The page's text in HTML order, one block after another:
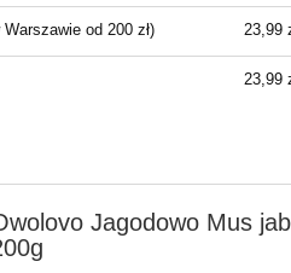
od 200 zł) 23,99
23,99
Jagodowo Mus